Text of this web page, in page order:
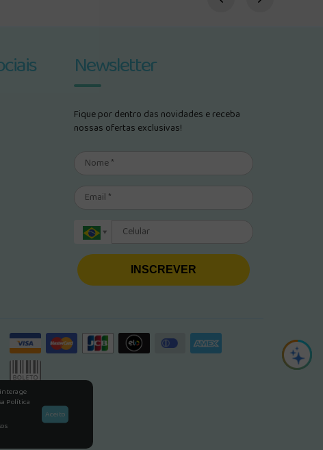
Newsletter
Fique por dentro das novidades e receba
nossas ofertas exclusivas!
INSCREVER
Política
Aceito